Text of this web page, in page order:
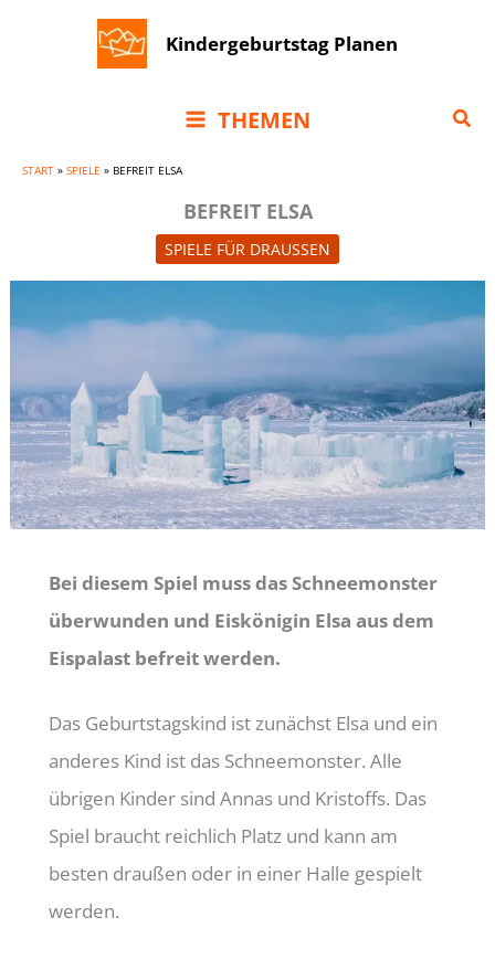
Kindergeburtstag Planen
THEMEN
START » SPIELE » BEFREIT ELSA
BEFREIT ELSA
SPIELE FÜR DRAUSSEN
Bei diesem Spiel muss das Schneemonster
überwunden und Eiskönigin Elsa aus dem
Eispalast befreit werden.
Das Geburtstagskind ist zunächst Elsa und ein
anderes Kind ist das Schneemonster. Alle
übrigen Kinder sind Annas und Kristoffs. Das
Spiel braucht reichlich Platz und kann am
besten draußen oder in einer Halle gespielt
werden.